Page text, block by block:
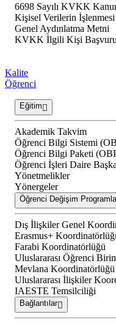
6698 Sayılı KVKK
Kişisel Verilerin İşlenmesi
Genel Aydınlatma Metni
KVKK İlgili Kişi
Kalite
Öğrenci
Eğitim
Akademik Takvim
Öğrenci Bilgi Sistemi
Öğrenci Bilgi Paketi
Öğrenci İşleri Daire
Yönetmelikler
Yönergeler
Öğrenci Değişim
Dış İlişkiler Genel
Erasmus+
Farabi Koordinatörlüğü
Uluslararası Öğrenci
Mevlana Koordinatörlüğü
Uluslararası İlişkiler
IAESTE Temsilciliği
Bağlantılar